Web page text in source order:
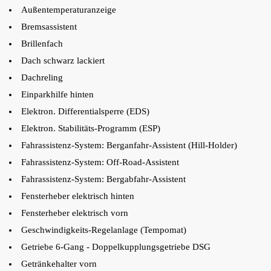
Außentemperaturanzeige
Bremsassistent
Brillenfach
Dach schwarz lackiert
Dachreling
Einparkhilfe hinten
Elektron. Differentialsperre (EDS)
Elektron. Stabilitäts-Programm (ESP)
Fahrassistenz-System: Berganfahr-Assistent (Hill-Holder)
Fahrassistenz-System: Off-Road-Assistent
Fahrassistenz-System: Bergabfahr-Assistent
Fensterheber elektrisch hinten
Fensterheber elektrisch vorn
Geschwindigkeits-Regelanlage (Tempomat)
Getriebe 6-Gang - Doppelkupplungsgetriebe DSG
Getränkehalter vorn